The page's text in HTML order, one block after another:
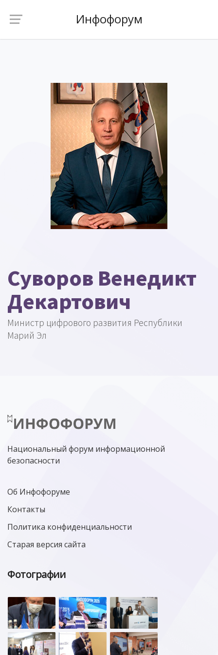
Инфофорум
Суворов Венедикт
Декартович
Министр цифрового развития Республики
Марий Эл
Национальный форум информационной
безопасности
Об Инфофоруме
Контакты
Политика конфиденциальности
Старая версия сайта
Фотографии